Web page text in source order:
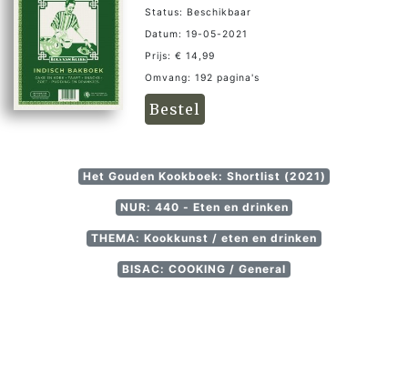
Status: Beschikbaar
Datum: 19-05-2021
Prijs: € 14,99
Omvang: 192 pagina's
Bestel
Het Gouden Kookboek: Shortlist (2021)
NUR: 440 - Eten en drinken
THEMA: Kookkunst / eten en drinken
BISAC: COOKING / General